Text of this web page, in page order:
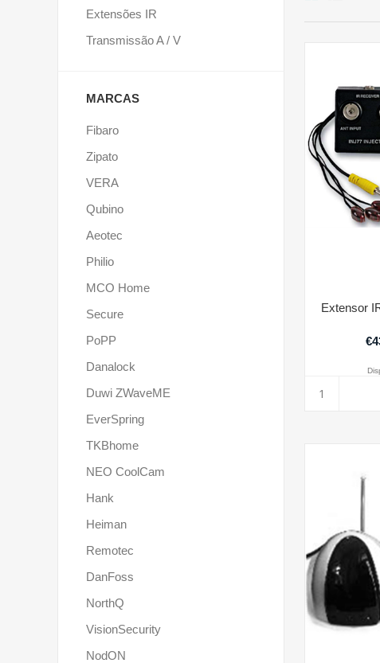
Extensor
Extensões IR
Transmissão A / V
MARCAS
Fibaro
Zipato
VERA
Qubino
Aeotec
Philio
MCO Home
Secure
PoPP
Danalock
Duwi ZWaveME
EverSpring
TKBhome
NEO CoolCam
Hank
Heiman
Remotec
DanFoss
NorthQ
VisionSecurity
NodON